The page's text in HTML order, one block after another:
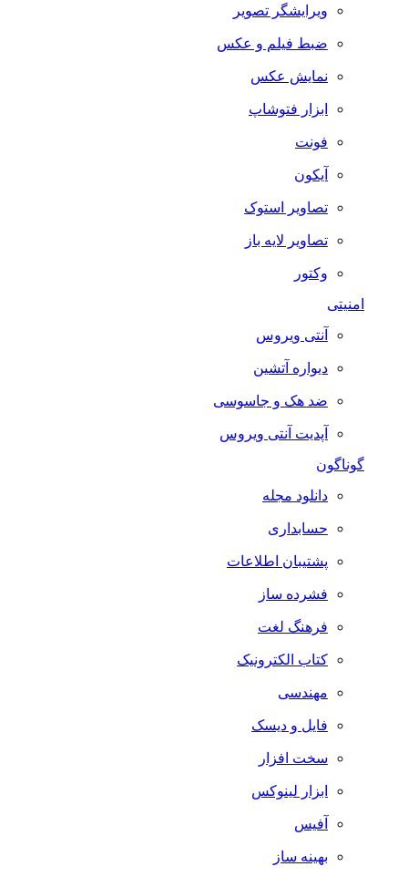
ویرایشگر تصویر
ضبط فيلم و عكس
نمایش عکس
ابزار فتوشاپ
فونت
آیکون
تصاویر استوک
تصاویر لایه باز
وکتور
امنیتی
آنتی ویروس
دیواره آتشین
ضد هک و جاسوسی
آپدیت آنتی ویروس
گوناگون
دانلود مجله
حسابداری
پشتیبان اطلاعات
فشرده ساز
فرهنگ لغت
کتاب الکترونیک
مهندسی
فایل و دیسک
سخت افزار
ابزار لینوکس
آفیس
بهینه ساز